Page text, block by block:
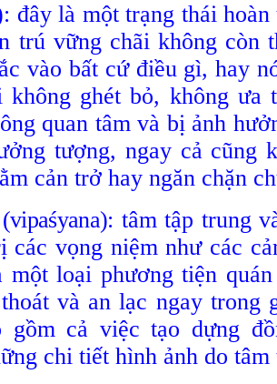
đây là một trạng thái
trú vững chãi không còn
vào bất cứ điều gì, hay
không ghét bỏ, không ưa
quan tâm và bị ảnh
tượng, ngay cả cũng
cản trở hay ngăn chặn
(vipaśyana): tâm tập trung
các vọng niệm như các
một loại phương tiện
và an lạc ngay trong
gồm cả việc tạo dựng
chi tiết hình ảnh do tâm